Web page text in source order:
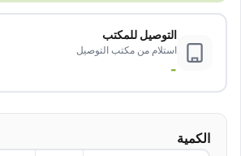
التوصيل للمكتب
استلام من مكتب التوصيل
-
الكمية